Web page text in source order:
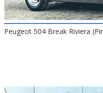
Peugeot 504 Break Riviera